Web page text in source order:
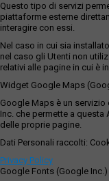
Questo tipo di servizi
piattaforme esterne
interagire con essi.
Nel caso in cui sia
nel caso gli Utenti non
relativi alle pagine in cui è
Widget Google Maps
Google Maps è un
Inc. che permette a
delle proprie pagine.
Dati Personali raccolti:
Privacy Policy
Google Fonts (Google Inc.)